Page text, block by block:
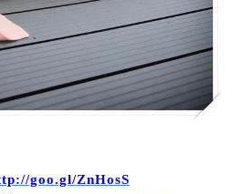
goo.gl/ZnHosS